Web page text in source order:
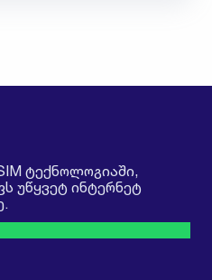
ტექნოლოგიაში,
უწყვეტ ინტერნეტ